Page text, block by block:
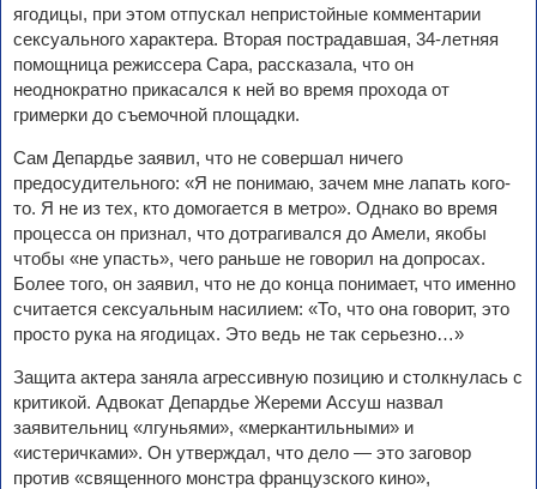
ягодицы, при этом отпускал непристойные комментарии
сексуального характера. Вторая пострадавшая, 34-летняя
помощница режиссера Сара, рассказала, что он
неоднократно прикасался к ней во время прохода от
гримерки до съемочной площадки.
Сам Депардье заявил, что не совершал ничего
предосудительного: «Я не понимаю, зачем мне лапать кого-
то. Я не из тех, кто домогается в метро». Однако во время
процесса он признал, что дотрагивался до Амели, якобы
чтобы «не упасть», чего раньше не говорил на допросах.
Более того, он заявил, что не до конца понимает, что именно
считается сексуальным насилием: «То, что она говорит, это
просто рука на ягодицах. Это ведь не так серьезно…»
Защита актера заняла агрессивную позицию и столкнулась с
критикой. Адвокат Депардье Жереми Ассуш назвал
заявительниц «лгуньями», «меркантильными» и
«истеричками». Он утверждал, что дело — это заговор
против «священного монстра французского кино»,